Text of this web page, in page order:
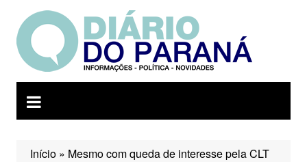
para
conteúdo
Início» Mesmo com queda de interesse pela CLT